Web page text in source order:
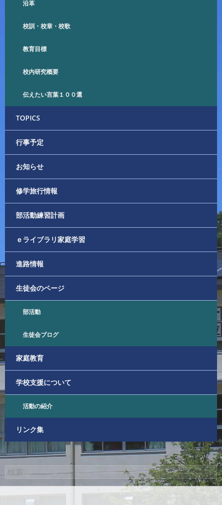
ョ
ン
沿革
校訓・校章・校歌
教育目標
校内研究概要
伝えたい言葉１００選
TOPICS
行事予定
お知らせ
修学旅行情報
部活動練習計画
ｅライブラリ家庭学習
進路情報
生徒会のページ
部活動
生徒会ブログ
家庭教育
学校支援について
活動の紹介
リンク集
検
索: